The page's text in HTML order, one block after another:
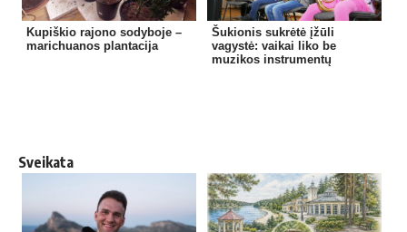
Kupiškio rajono sodyboje –
marichuanos plantacija
Šukionis sukrėtė įžūli
vagystė: vaikai liko be
muzikos instrumentų
Sveikata